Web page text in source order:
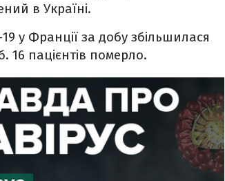
в Україні.
у Франції за добу збільшилася
16 пацієнтів померло.